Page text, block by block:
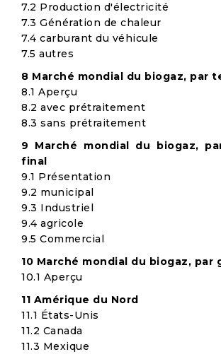
7.2 Production d'électricité
7.3 Génération de chaleur
7.4 carburant du véhicule
7.5 autres
8 Marché mondial du biogaz, par
8.1 Aperçu
8.2 avec prétraitement
8.3 sans prétraitement
9 Marché mondial du biogaz,
final
9.1 Présentation
9.2 municipal
9.3 Industriel
9.4 agricole
9.5 Commercial
10 Marché mondial du biogaz, par
10.1 Aperçu
11 Amérique du Nord
11.1 États-Unis
11.2 Canada
11.3 Mexique